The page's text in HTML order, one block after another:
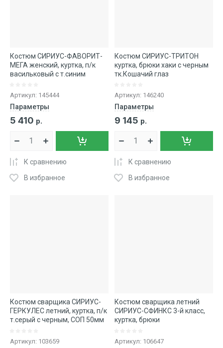
Костюм СИРИУС-ФАВОРИТ-
МЕГА женский, куртка, п/к
васильковый с т.синим
Артикул: 145444
Параметры
5 410 р.
К сравнению
В избранное
Костюм СИРИУС-ТРИТОН
куртка, брюки хаки с черным
тк.Кошачий глаз
Артикул: 146240
Параметры
9 145 р.
К сравнению
В избранное
Костюм сварщика СИРИУС-
ГЕРКУЛЕС летний, куртка, п/к
т.серый с черным, СОП 50мм
Артикул: 103659
Костюм сварщика летний
СИРИУС-СФИНКС 3-й класс,
куртка, брюки
Артикул: 106647